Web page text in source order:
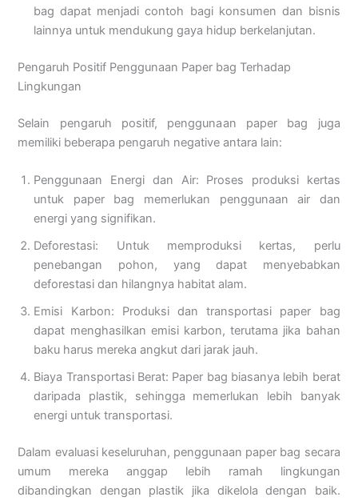
bag dapat menjadi contoh bagi konsumen dan bisnis
lainnya untuk mendukung gaya hidup berkelanjutan.
Pengaruh Positif Penggunaan Paper bag Terhadap
Lingkungan
Selain pengaruh positif, penggunaan paper bag juga
memiliki beberapa pengaruh negative antara lain:
Penggunaan Energi dan Air: Proses produksi kertas
untuk paper bag memerlukan penggunaan air dan
energi yang signifikan.
Deforestasi: Untuk memproduksi kertas, perlu
penebangan pohon, yang dapat menyebabkan
deforestasi dan hilangnya habitat alam.
Emisi Karbon: Produksi dan transportasi paper bag
dapat menghasilkan emisi karbon, terutama jika bahan
baku harus mereka angkut dari jarak jauh.
Biaya Transportasi Berat: Paper bag biasanya lebih berat
daripada plastik, sehingga memerlukan lebih banyak
energi untuk transportasi.
Dalam evaluasi keseluruhan, penggunaan paper bag secara
umum mereka anggap lebih ramah lingkungan
dibandingkan dengan plastik jika dikelola dengan baik.